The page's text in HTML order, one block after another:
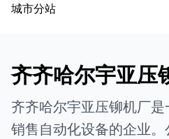
城市分站
齐齐哈尔宇亚压
齐齐哈尔宇亚压铆机厂
销售自动化设备的企业